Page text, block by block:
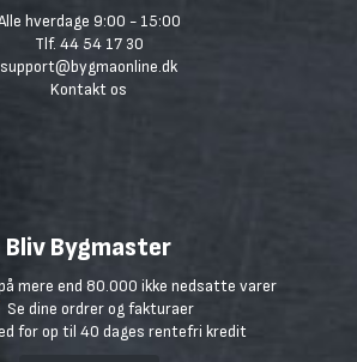
hverdage 9:00 - 15:00
Tlf. 44 54 17 30
support@bygmaonline.dk
Kontakt os
Bliv Bygmaster
mere end 80.000 ikke nedsatte varer
Se dine ordrer og fakturaer
for op til 40 dages rentefri kredit